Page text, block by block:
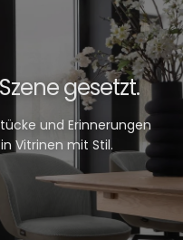
gesetzt.
und Erinnerungen
Vitrinen mit Stil.